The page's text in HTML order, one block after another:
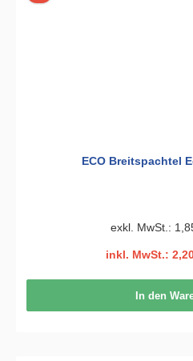
ECO Breitspachtel
exkl. MwSt.:
inkl. MwSt.:
In den